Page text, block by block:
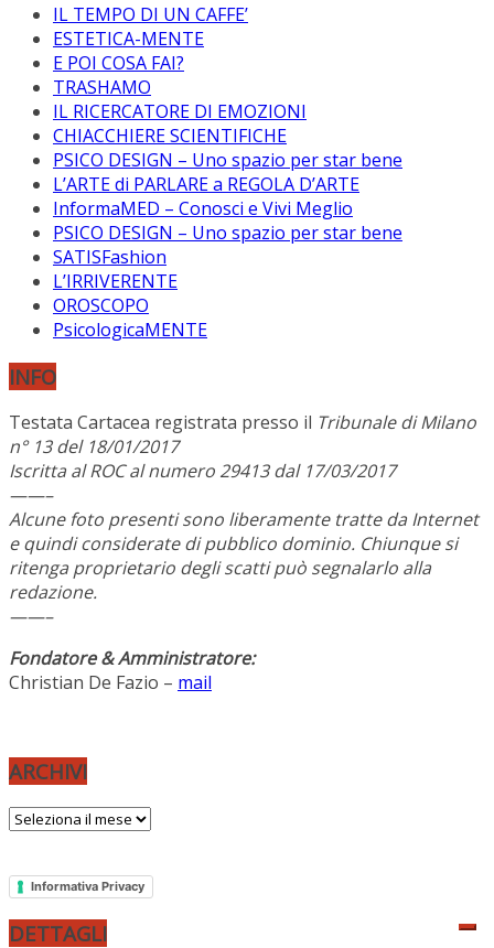
IL TEMPO DI UN CAFFE’
ESTETICA-MENTE
E POI COSA FAI?
TRASHAMO
IL RICERCATORE DI EMOZIONI
CHIACCHIERE SCIENTIFICHE
PSICO DESIGN – Uno spazio per star bene
L’ARTE di PARLARE a REGOLA D’ARTE
InformaMED – Conosci e Vivi Meglio
PSICO DESIGN – Uno spazio per star bene
SATISFashion
L’IRRIVERENTE
OROSCOPO
PsicologicaMENTE
INFO
Testata Cartacea registrata presso il Tribunale di Milano
n° 13 del 18/01/2017
Iscritta al ROC al numero 29413 dal 17/03/2017
——–
Alcune foto presenti sono liberamente tratte da Internet
e quindi considerate di pubblico dominio. Chiunque si
ritenga proprietario degli scatti può segnalarlo alla
redazione.
——–
Fondatore & Amministratore:
Christian De Fazio – mail
ARCHIVI
ARCHIVI
Informativa Privacy
DETTAGLI